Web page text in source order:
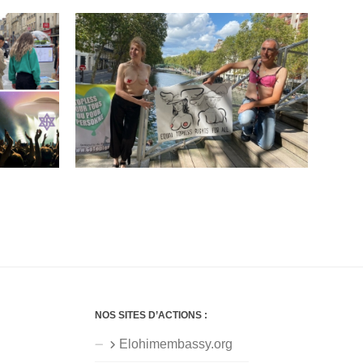
NOS SITES D’ACTIONS :
Elohimembassy.org